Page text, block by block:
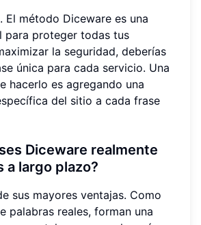
El método Diceware es una
para proteger todas tus
la seguridad, deberías
única para cada servicio. Una
hacerlo es agregando una
del sitio a cada frase
Diceware realmente
a largo plazo?
sus mayores ventajas. Como
palabras reales, forman una